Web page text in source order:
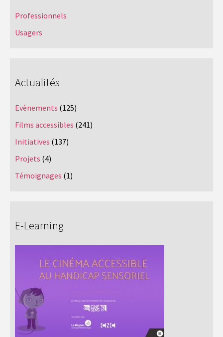
Professionnels
Usagers
Actualités
Evènements (125)
Films accessibles (241)
Initiatives (137)
Projets (4)
Témoignages (1)
E-Learning